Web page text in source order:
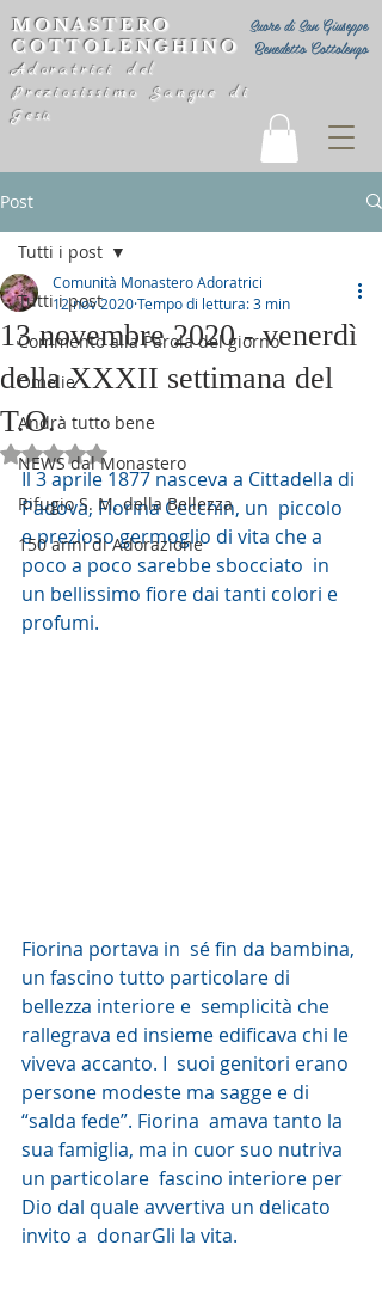
Suore di San Giuseppe
Benedetto Cottolengo
MONASTERO
COTTOLENGHINO
Adoratrici del
Preziosissimo Sangue di
Gesù
Post
Tutti i post
Commento alla Parola del giorno
Omelie
Andrà tutto bene
NEWS dal Monastero
Rifugio S. M. della Bellezza
150 anni di Adorazione
Tutti i post
13 novembre 2020 - venerdì
della XXXII settimana del
T.O.
Comunità Monastero Adoratrici
12 nov 2020Tempo di lettura: 3 min
Valutazione NaN stelle su 5.
Il 3 aprile 1877 nasceva a Cittadella di
Padova, Fiorina Cecchin, un  piccolo
e prezioso germoglio di vita che a
poco a poco sarebbe sbocciato  in
un bellissimo fiore dai tanti colori e
profumi.
Fiorina portava in  sé fin da bambina,
un fascino tutto particolare di
bellezza interiore e  semplicità che
rallegrava ed insieme edificava chi le
viveva accanto. I  suoi genitori erano
persone modeste ma sagge e di
“salda fede”. Fiorina  amava tanto la
sua famiglia, ma in cuor suo nutriva
un particolare  fascino interiore per
Dio dal quale avvertiva un delicato
invito a  donarGli la vita.